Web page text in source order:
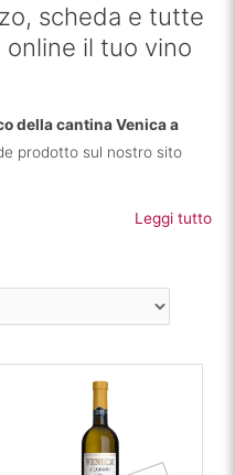
scheda e tutte
il tuo vino
della cantina Venica a
prodotto sul nostro sito
Leggi tutto